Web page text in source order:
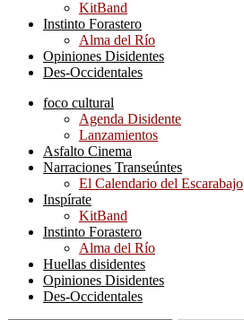
KitBand
Instinto Forastero
Alma del Río
Opiniones Disidentes
Des-Occidentales
foco cultural
Agenda Disidente
Lanzamientos
Asfalto Cinema
Narraciones Transeúntes
El Calendario del Escarabajo
Inspírate
KitBand
Instinto Forastero
Alma del Río
Huellas disidentes
Opiniones Disidentes
Des-Occidentales